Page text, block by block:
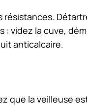
résistances.
: videz la cuve,
anticalcaire.
que la veilleuse